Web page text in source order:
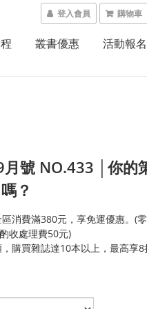
登入會員 購物車
叢書優惠 活動報名
號 NO.433 │你的
？
消費滿380元，享免運優惠。(
收處理費50元)
購買雜誌達10本以上，最高享8